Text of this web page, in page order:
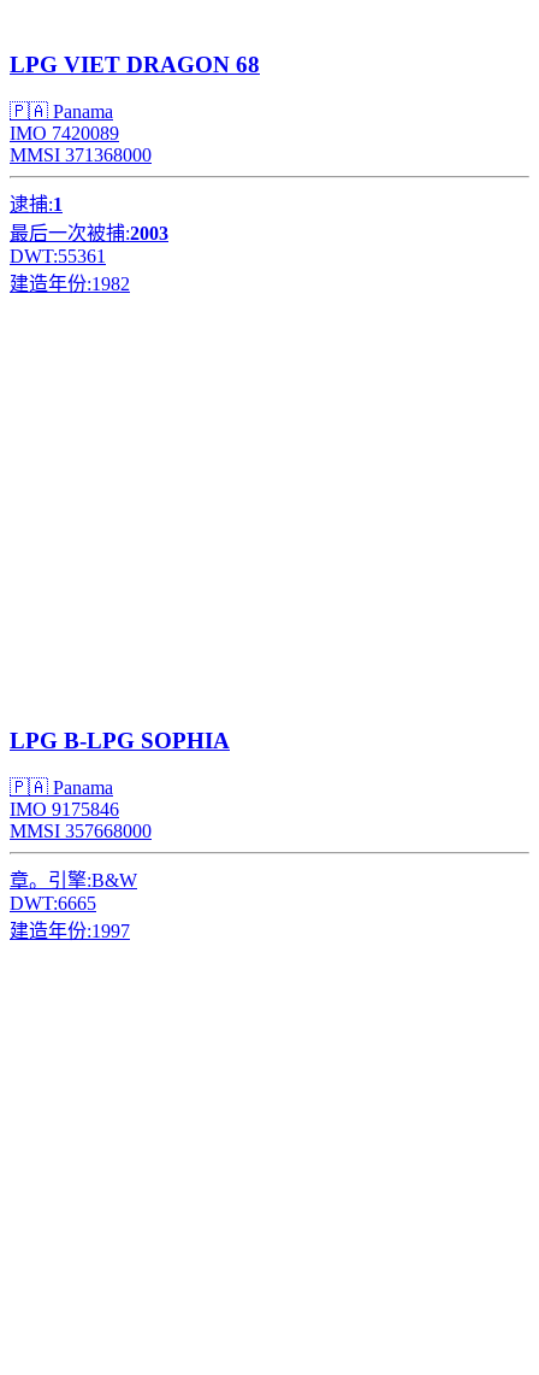
LPG VIET DRAGON 68
🇵🇦 Panama
IMO 7420089
MMSI 371368000
逮捕:1
最后一次被捕:2003
DWT:55361
建造年份:1982
LPG B-LPG SOPHIA
🇵🇦 Panama
IMO 9175846
MMSI 357668000
章。引擎:B&W
DWT:6665
建造年份:1997